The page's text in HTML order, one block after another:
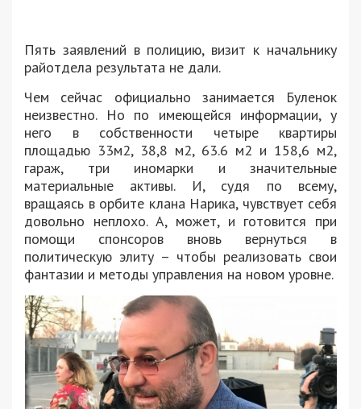
Пять заявлений в полицию, визит к начальнику
райотдела результата не дали.
Чем сейчас официально занимается Буленок
неизвестно. Но по имеющейся информации, у
него в собственности четыре квартиры
площадью 33м2, 38,8 м2, 63.6 м2 и 158,6 м2,
гараж, три иномарки и значительные
материальные активы. И, судя по всему,
вращаясь в орбите клана Нарика, чувствует себя
довольно неплохо. А, может, и готовится при
помощи спонсоров вновь вернуться в
политическую элиту – чтобы реализовать свои
фантазии и методы управления на новом уровне.